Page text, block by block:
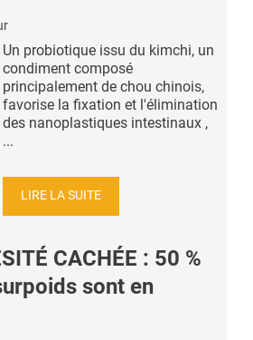
Un probiotique issu du kimchi, un
condiment composé
principalement de chou chinois,
favorise la fixation et l'élimination
des nanoplastiques intestinaux ,
...
LIRE LA SUITE
CACHÉE : 50 %
sont en